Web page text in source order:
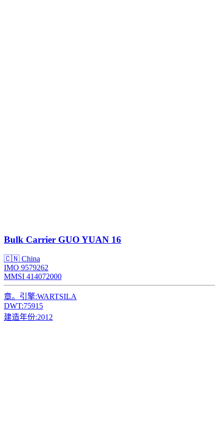
Bulk Carrier GUO YUAN 16
🇨🇳 China
IMO 9579262
MMSI 414072000
章。引擎:WARTSILA
DWT:75915
建造年份:2012